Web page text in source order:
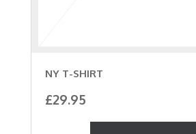
NY T-SHIRT
£29.95